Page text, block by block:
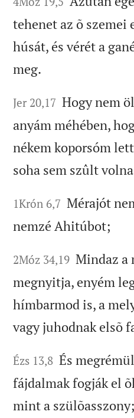
tehenet az õ szemei
húsát, és vérét a
meg.
Jer 20,17 Hogy nem
anyám méhében,
nékem koporsóm
soha sem szûlt
1Krón 6,7 Mérajót
nemzé Ahitúbot;
2Móz 34,19 Mindaz a
megnyitja, enyém
hímbarmod is, a
vagy juhodnak elsõ
Ézs 13,8 És
fájdalmak fogják el
mint a